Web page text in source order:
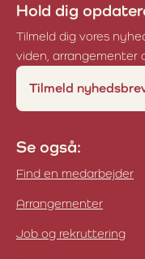
Hold dig
Tilmeld dig vores
viden, arrangementer
Tilmeld
Se også:
Find en medarbejder
Arrangementer
Job og rekruttering